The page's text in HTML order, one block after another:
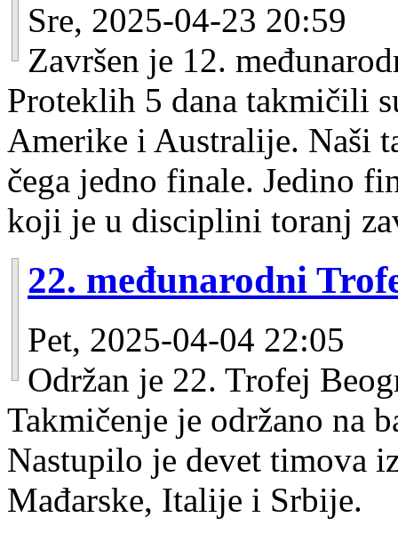
Sre, 2025-04-23 20:59
Završen je 12.
Proteklih 5 dana takmičili
Amerike i Australije. Naši
čega jedno finale. Jedino
koji je u disciplini toranj
22. međunarodni
Pet, 2025-04-04 22:05
Održan je 22. Trofej
Takmičenje je održano na
Nastupilo je devet timova
Mađarske, Italije i Srbije.